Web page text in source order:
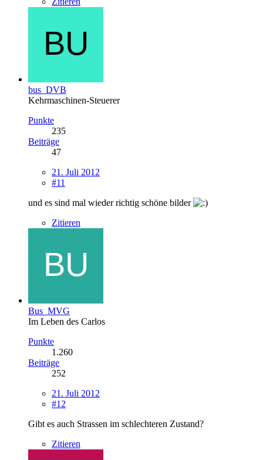
bus_DVB
Kehrmaschinen-Steuerer
Punkte
235
Beiträge
47
21. Juli 2012
#11
und es sind mal wieder richtig schöne bilder
Zitieren
Bus_MVG
Im Leben des Carlos
Punkte
1.260
Beiträge
252
21. Juli 2012
#12
Gibt es auch Strassen im schlechteren Zustand?
Zitieren